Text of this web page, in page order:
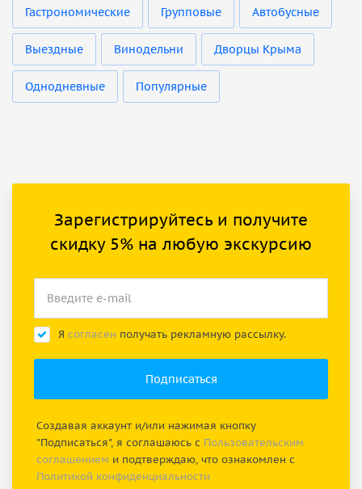
Гастрономические Групповые Автобусные
Выездные Винодельни Дворцы Крыма
Однодневные Популярные
Зарегистрируйтесь и получите
скидку 5% на любую экскурсию
Я согласен получать рекламную рассылку.
Создавая аккаунт и/или нажимая кнопку
"Подписаться", я соглашаюсь с Пользовательским
соглашением и подтверждаю, что ознакомлен с
Политикой конфиденциальности